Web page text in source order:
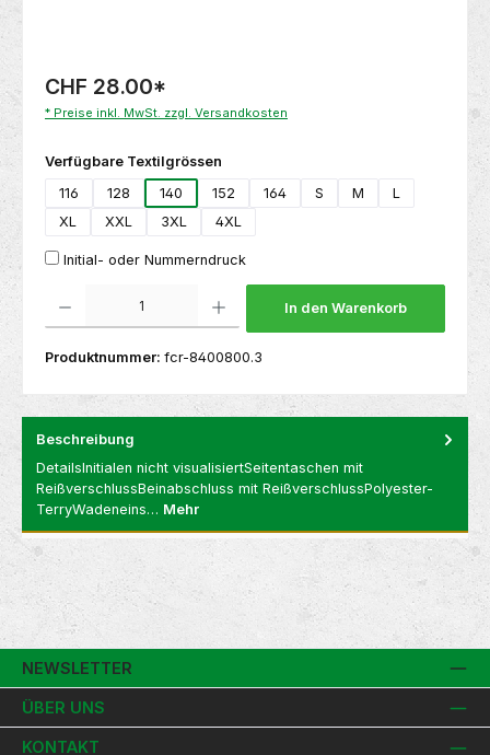
CHF 28.00*
* Preise inkl. MwSt. zzgl. Versandkosten
Verfügbare Textilgrössen
116
128 140 152 164 S M
L
XL
XXL 3XL 4XL
Initial- oder Nummerndruck
Produkt Anzahl: Gib den gewünschten Wert ein oder benutze die Schaltflächen um
In den Warenkorb
Produktnummer: fcr-8400800.3
Beschreibung
DetailsInitialen nicht visualisiertSeitentaschen mit
ReißverschlussBeinabschluss mit ReißverschlussPolyester-
TerryWadeneins… Mehr
NEWSLETTER
ÜBER UNS
KONTAKT